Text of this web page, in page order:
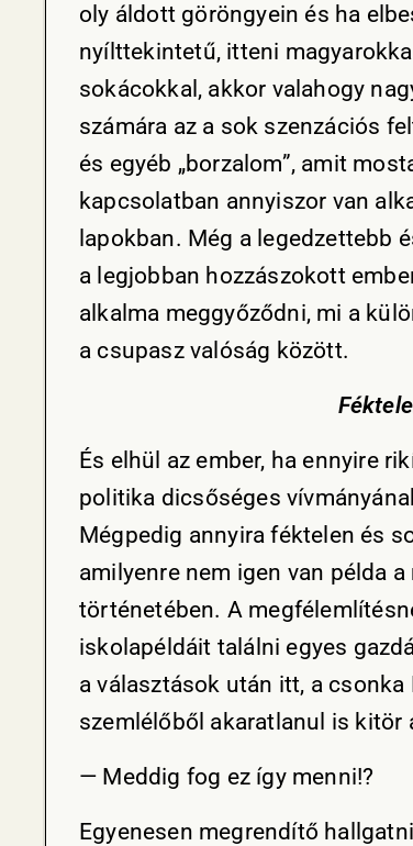
oly áldott göröngyein és ha
nyílttekintetű, itteni
sokácokkal, akkor valahogy
számára az a sok szenzációs
és egyéb „borzalom”, amit
kapcsolatban annyiszor van
lapokban. Még a legedzettebb
a legjobban hozzászokott
alkalma meggyőződni, mi a
a csupasz valóság között.
És elhül az ember, ha ennyire
politika dicsőséges
Mégpedig annyira féktelen és
amilyenre nem igen van példa
történetében. A
iskolapéldáit találni egyes
a választások után itt, a
szemlélőből akaratlanul is kitör
— Meddig fog ez így menni!?
Egyenesen megrendítő